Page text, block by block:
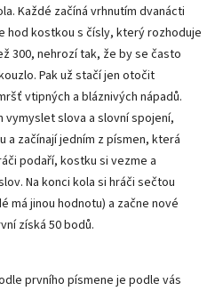
Každé začíná vrhnutím dvanácti
hod kostkou s čísly, který rozhoduje
300, nehrozí tak, že by se často
Pak už stačí jen otočit
vtipných a bláznivých nápadů.
vymyslet slova a slovní spojení,
začínají jedním z písmen, která
podaří, kostku si vezme a
Na konci kola si hráči sečtou
má jinou hodnotu) a začne nové
získá 50 bodů.
prvního písmene je podle vás